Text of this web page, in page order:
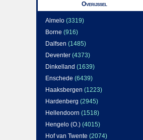
Overijssel
Almelo (3319)
Borne (916)
Dalfsen (1485)
Deventer (4373)
Dinkelland (1639)
Enschede (6439)
Haaksbergen (1223)
Hardenberg (2945)
Hellendoorn (1518)
Hengelo (O.) (4015)
Hof van Twente (2074)